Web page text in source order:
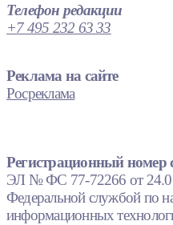
Телефон редакции
+7 495 232 63 33
Реклама на сайте
Росреклама
Регистрационный номер
ЭЛ № ФС 77-72266 от
Федеральной службой по
информационных